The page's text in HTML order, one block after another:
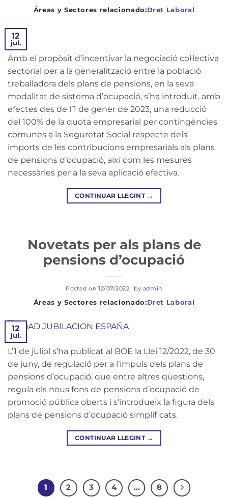
Dret Laboral
12
jul.
Amb el propòsit d’incentivar la negociació col·lectiva
sectorial per a la generalització entre la població
treballadora dels plans de pensions, en la seva
modalitat de sistema d’ocupació, s’ha introduït, amb
efectes des de l’1 de gener de 2023, una reducció
del 100% de la quota empresarial per contingències
comunes a la Seguretat Social respecte dels
imports de les contribucions empresarials als plans
de pensions d’ocupació, així com les mesures
necessàries per a la seva aplicació efectiva.
CONTINUAR LLEGINT →
Dret Laboral
Novetats per als plans de
pensions d’ocupació
Posted on 12/07/2022 by admin
12
jul.
L’1 de juliol s’ha publicat al BOE la Llei 12/2022, de 30
de juny, de regulació per a l’impuls dels plans de
pensions d’ocupació, que entre altres qüestions,
regula els nous fons de pensions d’ocupació de
promoció pública oberts i s’introdueix la figura dels
plans de pensions d’ocupació simplificats.
CONTINUAR LLEGINT →
1 2 3 4 … 8